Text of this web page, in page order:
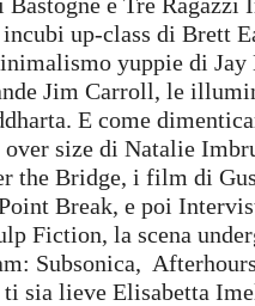
up-class di Brett
yuppie di Jay
Jim Carroll, le
E come
over size di Natalie
the Bridge, i film di
Break, e poi
Fiction, la scena
Subsonica,
ti sia lieve Elisabetta